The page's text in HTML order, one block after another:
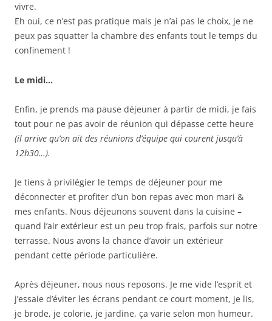
vivre.
Eh oui, ce n’est pas pratique mais je n’ai pas le choix, je ne
peux pas squatter la chambre des enfants tout le temps du
confinement !
Le midi…
Enfin, je prends ma pause déjeuner à partir de midi, je fais
tout pour ne pas avoir de réunion qui dépasse cette heure
(il arrive qu’on ait des réunions d’équipe qui courent jusqu’à
12h30…).
Je tiens à privilégier le temps de déjeuner pour me
déconnecter et profiter d’un bon repas avec mon mari &
mes enfants. Nous déjeunons souvent dans la cuisine –
quand l’air extérieur est un peu trop frais, parfois sur notre
terrasse. Nous avons la chance d’avoir un extérieur
pendant cette période particulière.
Après déjeuner, nous nous reposons. Je me vide l’esprit et
j’essaie d’éviter les écrans pendant ce court moment, je lis,
je brode, je colorie, je jardine, ça varie selon mon humeur.